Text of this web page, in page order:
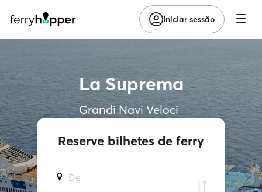
Iniciar sessão
La Suprema
Grandi Navi Veloci
Reserve bilhetes de ferry
De